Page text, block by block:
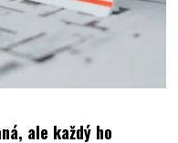
ale každý ho